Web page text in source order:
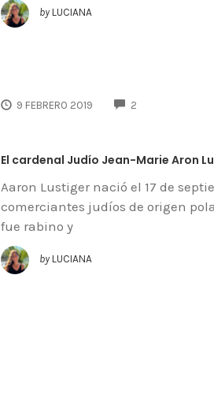
by LUCIANA
9 FEBRERO 2019 2
El cardenal Judío Jean-Marie Aron
Aaron Lustiger nació el 17 de
comerciantes judíos de origen
fue rabino y
by LUCIANA